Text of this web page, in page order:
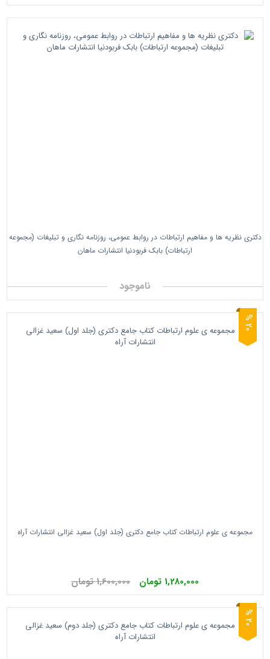
دکتری نظریه ها و مفاهیم ارتباطات در روابط عمومی، روزنامه نگاری و تبلیغات (مجموعه
ارتباطات) بابک فربودنیا انتشارات ماهان
ناموجود
مجموعه ی علوم ارتباطات کتاب جامع دکتری (جلد اول) سعید غزالی انتشارات آراه
1,280,000 تومان 1,600,000 تومان
2
0
%
2
0
%